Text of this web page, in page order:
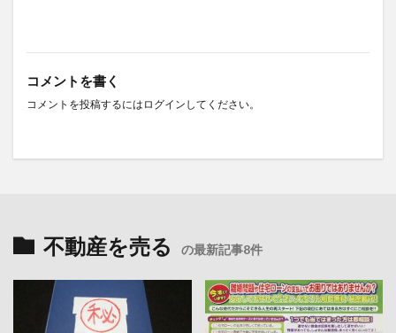
コメントを書く
コメントを投稿するには ログイン してください。
不動産を売る の最新記事8件